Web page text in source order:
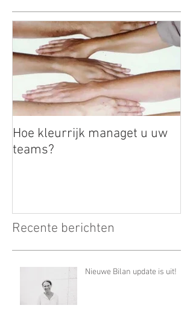
Hoe kleurrijk managet u uw
teams?
Recente berichten
Nieuwe Bilan update is uit!